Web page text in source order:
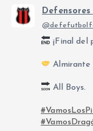
¡Final del
All Boys.